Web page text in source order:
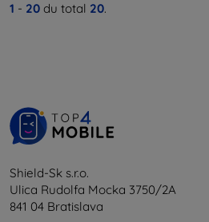
1 - 20 du total 20.
Shield-Sk s.r.o.
Ulica Rudolfa Mocka 3750/2A
841 04 Bratislava